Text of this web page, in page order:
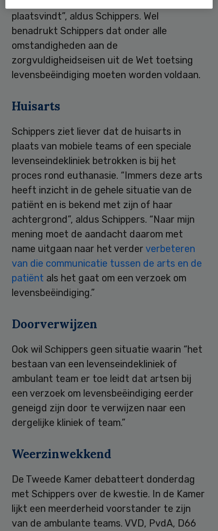
plaatsvindt”, aldus Schippers. Wel
benadrukt Schippers dat onder alle
omstandigheden aan de
zorgvuldigheidseisen uit de Wet toetsing
levensbeëindiging moeten worden voldaan.
Huisarts
Schippers ziet liever dat de huisarts in
plaats van mobiele teams of een speciale
levenseindekliniek betrokken is bij het
proces rond euthanasie. “Immers deze arts
heeft inzicht in de gehele situatie van de
patiënt en is bekend met zijn of haar
achtergrond”, aldus Schippers. “Naar mijn
mening moet de aandacht daarom met
name uitgaan naar het verder verbeteren
van die communicatie tussen de arts en de
patiënt als het gaat om een verzoek om
levensbeëindiging.”
Doorverwijzen
Ook wil Schippers geen situatie waarin “het
bestaan van een levenseindekliniek of
ambulant team er toe leidt dat artsen bij
een verzoek om levensbeëindiging eerder
geneigd zijn door te verwijzen naar een
dergelijke kliniek of team.”
Weerzinwekkend
De Tweede Kamer debatteert donderdag
met Schippers over de kwestie. In de Kamer
lijkt een meerderheid voorstander te zijn
van de ambulante teams. VVD, PvdA, D66